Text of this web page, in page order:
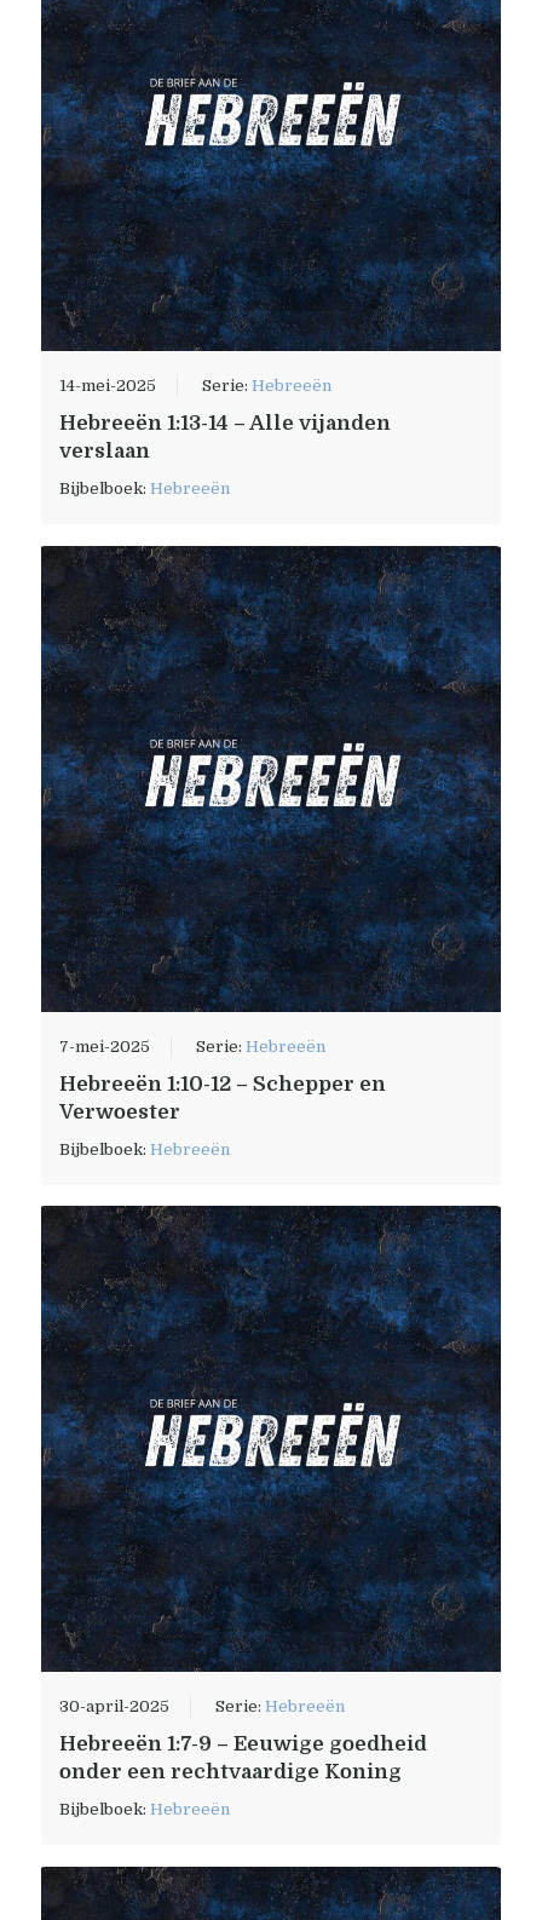
14-mei-2025 Serie:Hebreeën
Hebreeën 1:13-14 – Alle vijanden
verslaan
Bijbelboek:Hebreeën
7-mei-2025 Serie:Hebreeën
Hebreeën 1:10-12 – Schepper en
Verwoester
Bijbelboek:Hebreeën
30-april-2025 Serie:Hebreeën
Hebreeën 1:7-9 – Eeuwige goedheid
onder een rechtvaardige Koning
Bijbelboek:Hebreeën